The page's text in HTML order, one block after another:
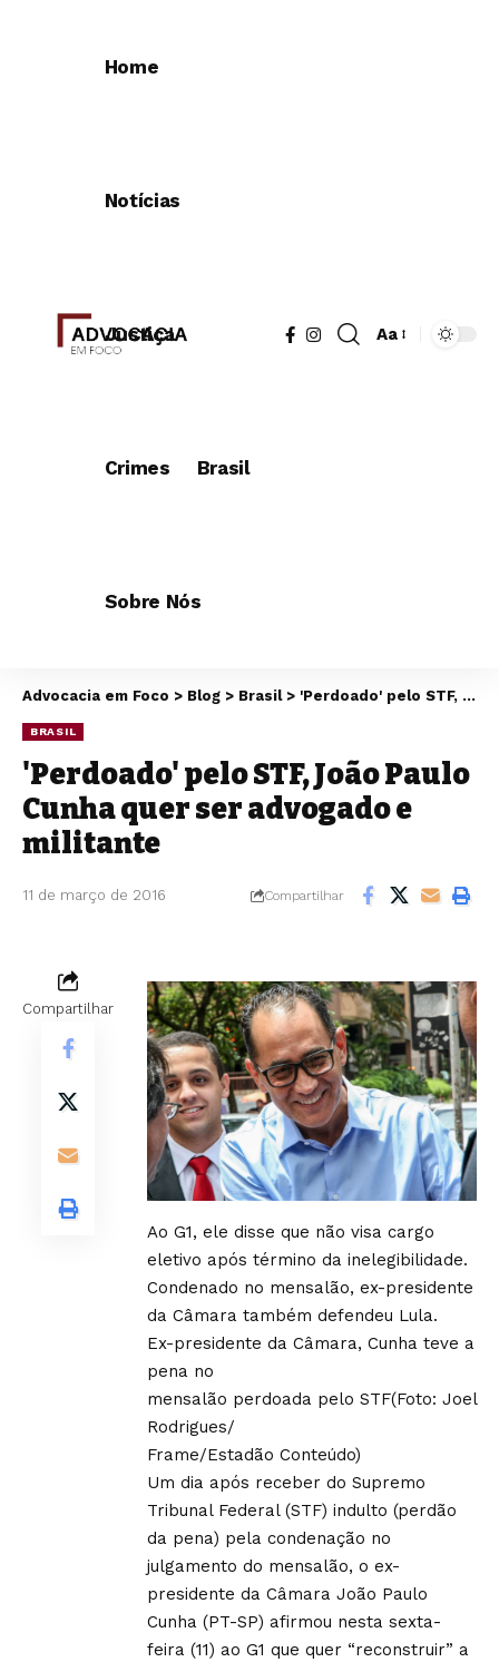
Home
Notícias
Justiça
Crimes Brasil
Sobre Nós
Aa
Advocacia em Foco > Blog > Brasil> 'Perdoado' pelo STF, João Paulo Cunha quer ser advogado e militante
BRASIL
'Perdoado' pelo STF, João Paulo
Cunha quer ser advogado e
militante
11 de março de 2016 Compartilhar
Compartilhar
Ao G1, ele disse que não visa cargo
eletivo após término da inelegibilidade.
Condenado no mensalão, ex-presidente
da Câmara também defendeu Lula.
Ex-presidente da Câmara, Cunha teve a
pena no
mensalão perdoada pelo STF(Foto: Joel
Rodrigues/
Frame/Estadão Conteúdo)
Um dia após receber do Supremo
Tribunal Federal (STF) indulto (perdão
da pena) pela condenação no
julgamento do mensalão, o ex-
presidente da Câmara João Paulo
Cunha (PT-SP) afirmou nesta sexta-
feira (11) ao G1 que quer “reconstruir” a